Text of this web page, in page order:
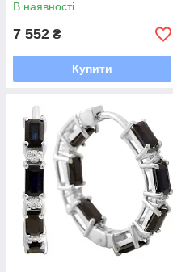
В наявності
7 552 ₴
Купити